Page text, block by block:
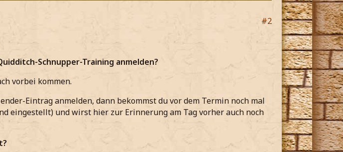
#2
Schnupper-Training anmelden?
vorbei kommen.
Eintrag anmelden, dann bekommst du vor dem Termin noch mal
eingestellt) und wirst hier zur Erinnerung am Tag vorher auch noch